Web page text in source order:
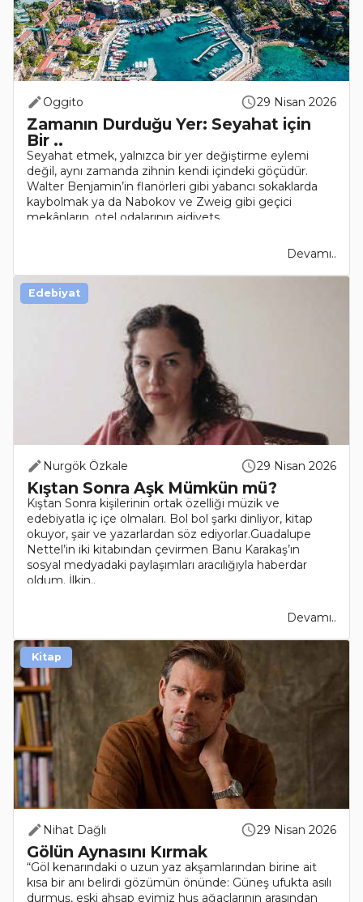
Oggito 29 Nisan 2026
Zamanın Durduğu Yer: Seyahat için
Bir ..
Seyahat etmek, yalnızca bir yer değiştirme eylemi
değil, aynı zamanda zihnin kendi içindeki göçüdür.
Walter Benjamin’in flanörleri gibi yabancı sokaklarda
kaybolmak ya da Nabokov ve Zweig gibi geçici
mekânların, otel odalarının aidiyets..
Devamı..
Nurgök Özkale 29 Nisan 2026
Kıştan Sonra Aşk Mümkün mü?
Kıştan Sonra kişilerinin ortak özelliği müzik ve
edebiyatla iç içe olmaları. Bol bol şarkı dinliyor, kitap
okuyor, şair ve yazarlardan söz ediyorlar.Guadalupe
Nettel’in iki kitabından çevirmen Banu Karakaş’ın
sosyal medyadaki paylaşımları aracılığıyla haberdar
oldum. İlkin..
Devamı..
Edebiyat
Nihat Dağlı 29 Nisan 2026
Gölün Aynasını Kırmak
“Göl kenarındaki o uzun yaz akşamlarından birine ait
kısa bir anı belirdi gözümün önünde: Güneş ufukta asılı
durmuş, eski ahşap evimiz huş ağaçlarının arasından
Kitap